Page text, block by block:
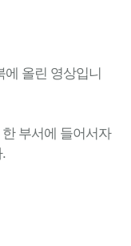
에 올린 영상입니
부서에 들어서자